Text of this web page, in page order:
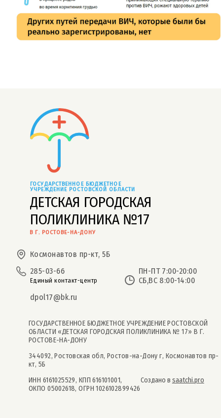
ДЕТСКАЯ ГОРОДСКАЯ
ПОЛИКЛИНИКА №17
ГОСУДАРСТВЕННОЕ БЮДЖЕТНОЕ
УЧРЕЖДЕНИЕ РОСТОВСКОЙ ОБЛАСТИ
В Г. РОСТОВЕ-НА-ДОНУ
Космонавтов пр-кт, 5Б
285-03-66
Единый контакт-центр
ПН-ПТ 7:00-20:00
СБ,ВС 8:00-14:00
dpol17@bk.ru
ГОСУДАРСТВЕННОЕ БЮДЖЕТНОЕ УЧРЕЖДЕНИЕ РОСТОВСКОЙ
ОБЛАСТИ «ДЕТСКАЯ ГОРОДСКАЯ ПОЛИКЛИНИКА № 17» В Г.
РОСТОВЕ-НА-ДОНУ
344092, Ростовская обл, Ростов-на-Дону г, Космонавтов пр-
кт, 5Б
ИНН 6161025529, КПП 616101001,
ОКПО 05002618, ОГРН 1026102899426
Создано в saatchi.pro